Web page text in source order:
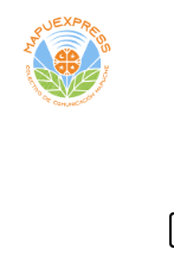
Skip
main